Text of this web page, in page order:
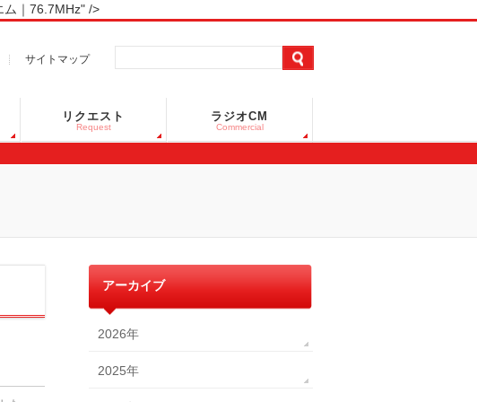
ム｜76.7MHz" />
サイトマップ
リクエスト
Request
ラジオCM
Commercial
アーカイブ
2026年
2025年